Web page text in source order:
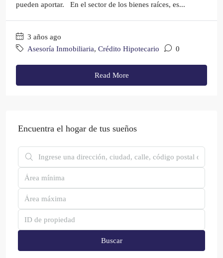
pueden aportar. En el sector de los bienes raíces, es...
3 años ago
Asesoría Inmobiliaria, Crédito Hipotecario 0
Read More
Encuentra el hogar de tus sueños
Buscar